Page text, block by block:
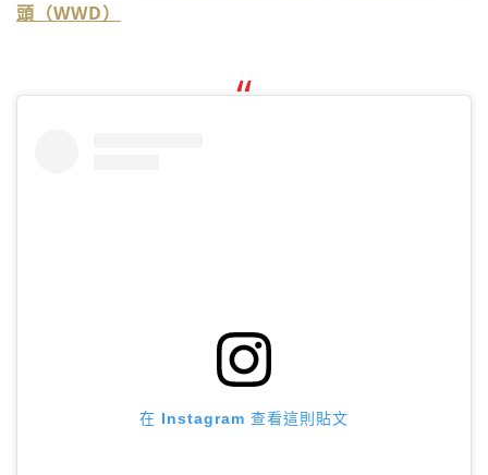
頭（WWD）
在 Instagram 查看這則貼文